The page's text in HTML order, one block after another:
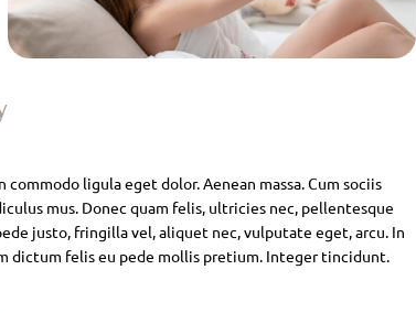
ligula eget dolor. Aenean massa. Cum sociis
mus. Donec quam felis, ultricies nec, pellentesque
justo, fringilla vel, aliquet nec, vulputate eget, arcu. In
dictum felis eu pede mollis pretium. Integer tincidunt.